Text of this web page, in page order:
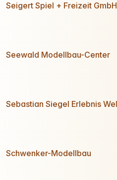
Seigert Spiel + Freizeit GmbH
Seewald Modellbau-Center
Sebastian Siegel Erlebnis
Schwenker-Modellbau